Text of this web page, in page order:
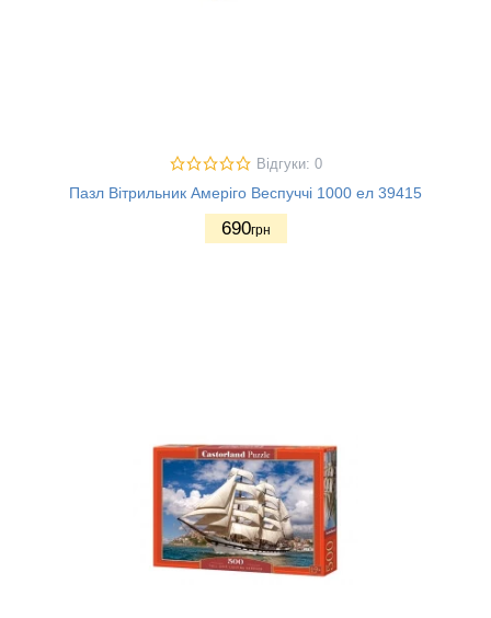
Відгуки: 0
Пазл Вітрильник Амеріго Веспуччі 1000 ел 39415
690грн